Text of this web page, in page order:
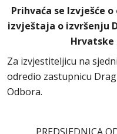
Prihvaća se Izvješće
izvještaja o izvršenju
Hrvatske
Za izvjestiteljicu na
odredio zastupnicu
Odbora.